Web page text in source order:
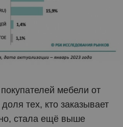
мебели от
тех, кто заказывает
стала ещё выше